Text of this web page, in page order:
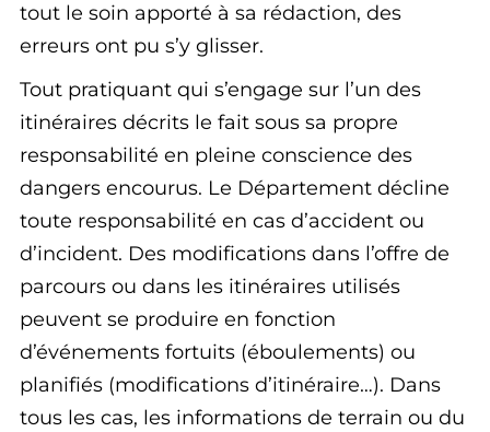
tout le soin apporté à sa rédaction, des
erreurs ont pu s’y glisser.
Tout pratiquant qui s’engage sur l’un des
itinéraires décrits le fait sous sa propre
responsabilité en pleine conscience des
dangers encourus. Le Département décline
toute responsabilité en cas d’accident ou
d’incident. Des modifications dans l’offre de
parcours ou dans les itinéraires utilisés
peuvent se produire en fonction
d’événements fortuits (éboulements) ou
planifiés (modifications d’itinéraire…). Dans
tous les cas, les informations de terrain ou du